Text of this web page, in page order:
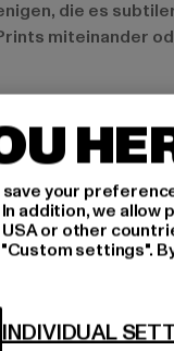
die es
miteinander
ein Animal Print
schlichten
regelmäßig auf
damit Trends.
your
addition, we
or other
settings".
INDIVIDUAL